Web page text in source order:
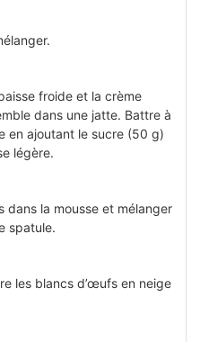
froide et la crème
dans une jatte. Battre à
en ajoutant le sucre (50 g)
légère.
dans la mousse et mélanger
spatule.
les blancs d’œufs en neige